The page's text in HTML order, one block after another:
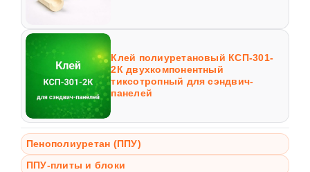
Клей полиуретановый КСП-301-
2К двухкомпонентный
тиксотропный для сэндвич-
панелей
Пенополиуретан (ППУ)
ППУ-плиты и блоки